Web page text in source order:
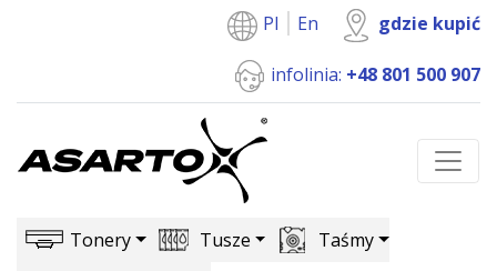
Pl En gdzie kupić
infolinia: +48 801 500 907
Tonery Tusze
Taśmy